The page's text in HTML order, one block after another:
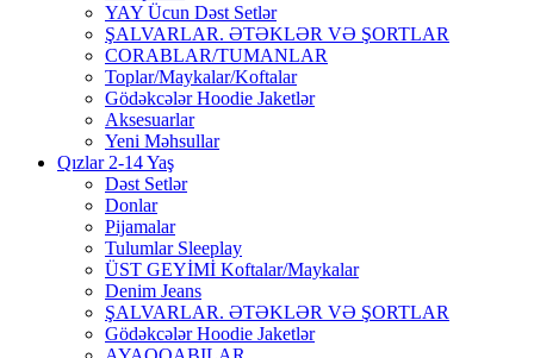
YAY Ücun Dəst Setlər
ŞALVARLAR. ƏTƏKLƏR VƏ ŞORTLAR
CORABLAR/TUMANLAR
Toplar/Maykalar/Koftalar
Gödəkcələr Hoodie Jaketlər
Aksesuarlar
Yeni Məhsullar
Qızlar 2-14 Yaş
Dəst Setlər
Donlar
Pijamalar
Tulumlar Sleeplay
ÜST GEYİMİ Koftalar/Maykalar
Denim Jeans
ŞALVARLAR. ƏTƏKLƏR VƏ ŞORTLAR
Gödəkcələr Hoodie Jaketlər